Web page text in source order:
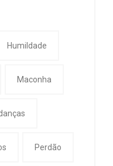
Humildade
Maconha
Perdão